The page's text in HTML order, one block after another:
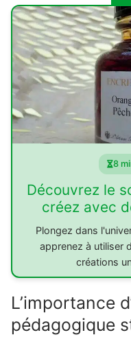
8
Découvrez le
créez avec
Plongez dans
apprenez à utiliser
créations
L’importance
pédagogique